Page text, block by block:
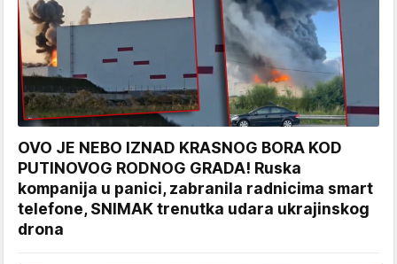
OVO JE NEBO IZNAD KRASNOG BORA KOD
PUTINOVOG RODNOG GRADA! Ruska
kompanija u panici, zabranila radnicima smart
telefone, SNIMAK trenutka udara ukrajinskog
drona